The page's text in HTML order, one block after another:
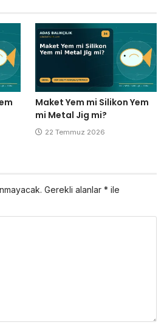
Maket Yem mi Silikon Yem
mi Metal Jig mi?
22 Temmuz 2026
Gerekli alanlar * ile